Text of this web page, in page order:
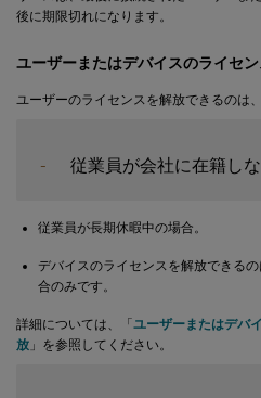
後に期限切れになります。
ユーザーまたはデバイスのライセ
ユーザーのライセンスを解放できるのは
-
従業員が長期休暇中の場合。
デバイスのライセンスを解放できる
合のみです。
詳細については、「ユーザーまたはデバ
放 」を参照してください。